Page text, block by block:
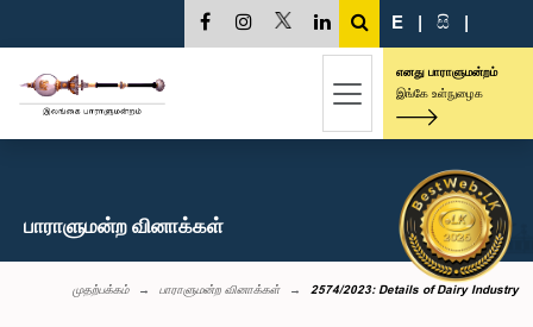
E | සි |
எனது பாராளுமன்றம்
இங்கே உள்நுழைக
பாராளுமன்ற வினாக்கள்
முதற்பக்கம் பாராளுமன்ற வினாக்கள் 2574/2023: Details of Dairy Industry